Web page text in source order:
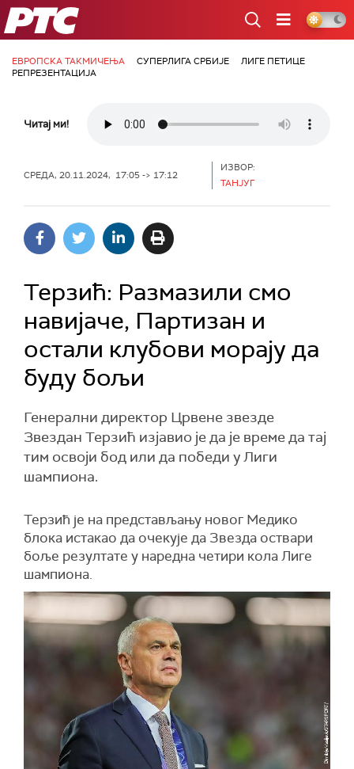
РТС
ЕВРОПСКА ТАКМИЧЕЊА СУПЕРЛИГА СРБИЈЕ
ЛИГЕ ПЕТИЦЕ
РЕПРЕЗЕНТАЦИЈА
Читај ми!
СРЕДА, 20.11.2024, 17:05 -> 17:12
ИЗВОР:
ТАНЈУГ
Терзић: Размазили смо
навијаче, Партизан и
остали клубови морају да
буду бољи
Генерални директор Црвене звезде
Звездан Терзић изјавио је да је време да тај
тим освоји бод или да победи у Лиги
шампиона.
Терзић је на представљању новог Медико
блока истакао да очекује да Звезда оствари
боље резултате у наредна четири кола Лиге
шампиона.